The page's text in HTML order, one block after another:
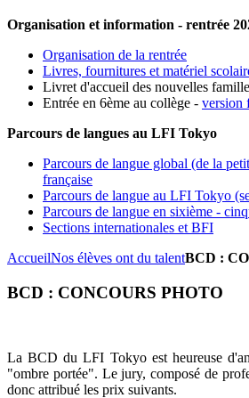
Organisation et information - rentrée
Organisation de la rentrée
Livres, fournitures et matériel
Livret d'accueil des nouvelles
Entrée en 6ème au collège - version
Parcours de langues au LFI Tokyo
Parcours de langue global (de la
française
Parcours de langue au LFI Tokyo
Parcours de langue en sixième -
Sections internationales et BFI
AccueilNos élèves ont du talentBCD :
BCD : CONCOURS PHOTO
La BCD du LFI Tokyo est heureuse
"ombre portée". Le jury, composé de
donc attribué les prix suivants.